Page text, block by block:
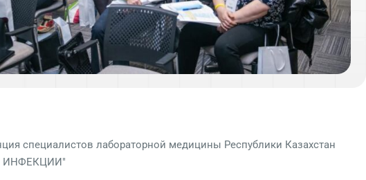
специалистов лабораторной медицины Республики Казахстан
ИНФЕКЦИИ"